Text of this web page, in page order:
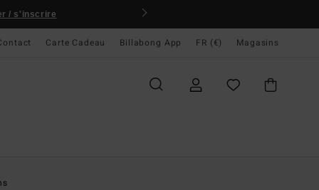
/ s'inscrire
Carte Cadeau Billabong App FR (€) Magasins